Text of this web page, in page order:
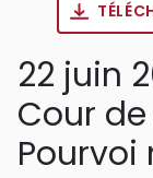
22 juin
Cour
Pourvoi